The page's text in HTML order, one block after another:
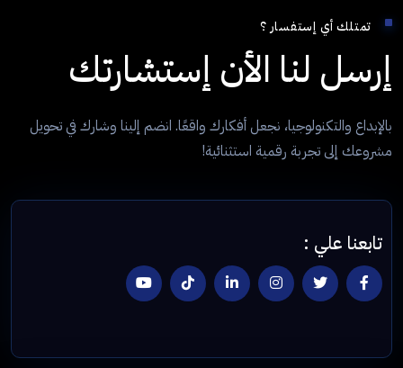
تمتلك أي إستفسار ؟
إرسل لنا الأن إستشارتك
بالإبداع والتكنولوجيا، نجعل أفكارك واقعًا. انضم إلينا وشارك في تحويل
مشروعك إلى تجربة رقمية استثنائية!
تابعنا علي :